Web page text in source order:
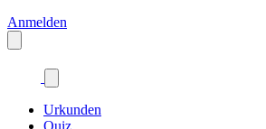
Anmelden
Urkunden
Quiz